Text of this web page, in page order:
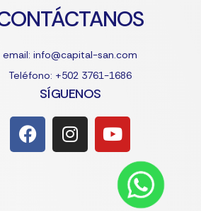
email: info@capital-san.com
Teléfono: +502 3761-1686
SÍGUENOS